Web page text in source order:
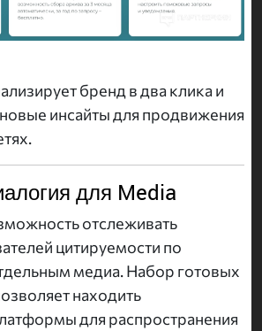
бренд в два клика и
инсайты для продвижения
для Media
отслеживать
цитируемости по
медиа. Набор готовых
находить
для распространения